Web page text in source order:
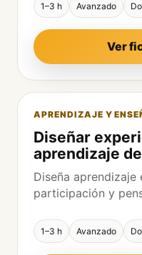
1–3 h Avanzado
Ver
APRENDIZAJE Y
Diseñar
aprendizaje
Diseña
participación y
1–3 h Avanzado